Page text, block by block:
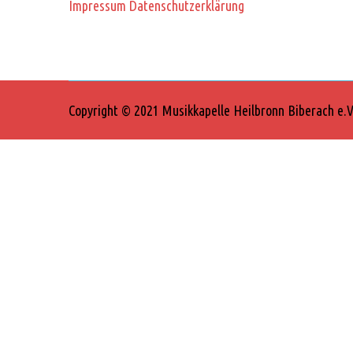
Impressum Datenschutzerklärung
Copyright © 2021 Musikkapelle Heilbronn Biberach